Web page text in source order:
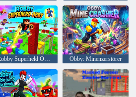
Robby Superheld Obby Obby: Minenzerstörer